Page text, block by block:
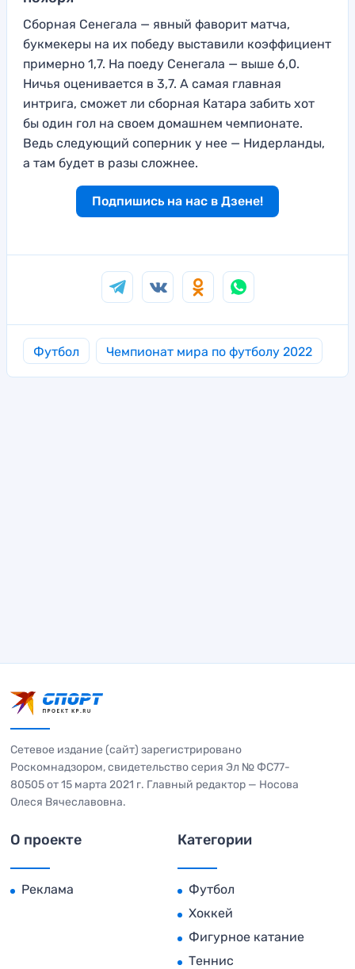
Сборная Сенегала — явный фаворит матча,
букмекеры на их победу выставили коэффициент
примерно 1,7. На поеду Сенегала — выше 6,0.
Ничья оценивается в 3,7. А самая главная
интрига, сможет ли сборная Катара забить хот
бы один гол на своем домашнем чемпионате.
Ведь следующий соперник у нее — Нидерланды,
а там будет в разы сложнее.
Подпишись на нас в Дзене!
Футбол Чемпионат мира по футболу 2022
Сетевое издание (сайт) зарегистрировано
Роскомнадзором, свидетельство серия Эл № ФС77-
80505 от 15 марта 2021 г. Главный редактор — Носова
Олеся Вячеславовна.
О проекте
Реклама
Категории
Футбол
Хоккей
Фигурное катание
Теннис